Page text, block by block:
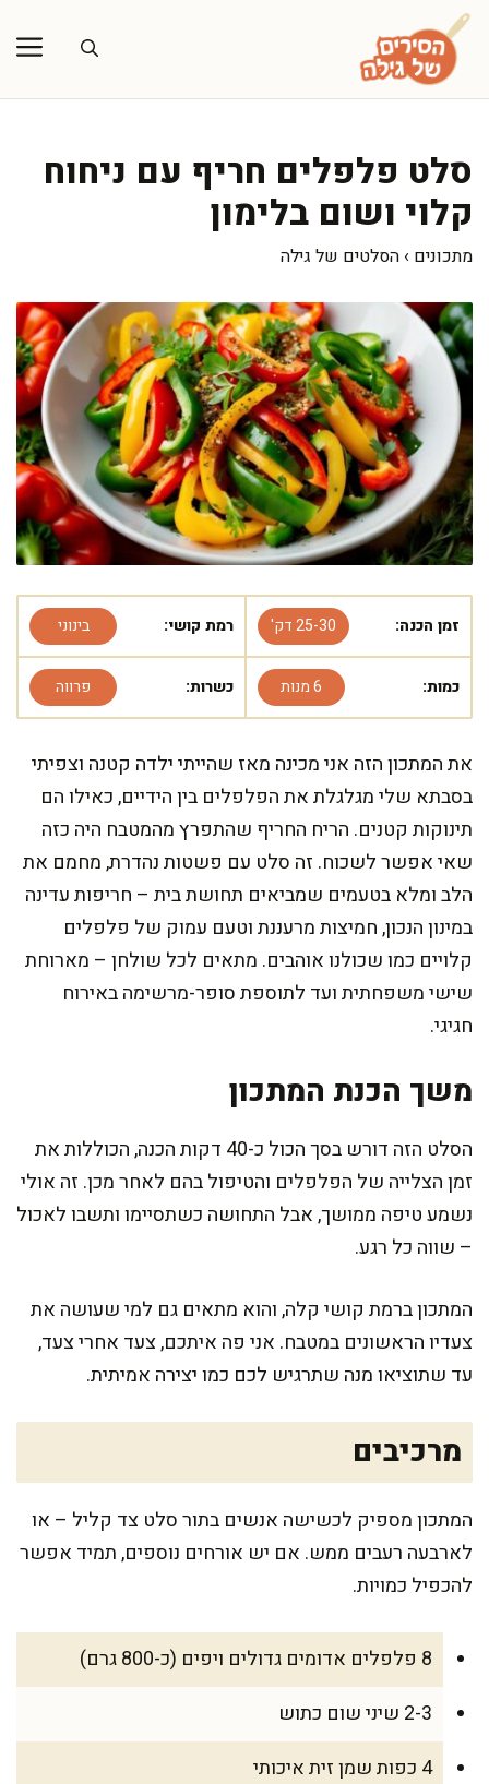
לדלג
לתוכן
סלט פלפלים חריף עם ניחוח
קלוי ושום בלימון
מתכונים › הסלטים של גילה
זמן הכנה: 25-30 דק' רמת קושי: בינוני
כמות: 6 מנות כשרות: פרווה
את המתכון הזה אני מכינה מאז שהייתי ילדה קטנה וצפיתי
בסבתא שלי מגלגלת את הפלפלים בין הידיים, כאילו הם
תינוקות קטנים. הריח החריף שהתפרץ מהמטבח היה כזה
שאי אפשר לשכוח. זה סלט עם פשטות נהדרת, מחמם את
הלב ומלא בטעמים שמביאים תחושת בית – חריפות עדינה
במינון הנכון, חמיצות מרעננת וטעם עמוק של פלפלים
קלויים כמו שכולנו אוהבים. מתאים לכל שולחן – מארוחת
שישי משפחתית ועד לתוספת סופר-מרשימה באירוח
חגיגי.
משך הכנת המתכון
הסלט הזה דורש בסך הכול כ-40 דקות הכנה, הכוללות את
זמן הצלייה של הפלפלים והטיפול בהם לאחר מכן. זה אולי
נשמע טיפה ממושך, אבל התחושה כשתסיימו ותשבו לאכול
– שווה כל רגע.
המתכון ברמת קושי קלה, והוא מתאים גם למי שעושה את
צעדיו הראשונים במטבח. אני פה איתכם, צעד אחרי צעד,
עד שתוציאו מנה שתרגיש לכם כמו יצירה אמיתית.
מרכיבים
המתכון מספיק לכשישה אנשים בתור סלט צד קליל – או
לארבעה רעבים ממש. אם יש אורחים נוספים, תמיד אפשר
להכפיל כמויות.
8 פלפלים אדומים גדולים ויפים (כ-800 גרם)
2-3 שיני שום כתוש
4 כפות שמן זית איכותי